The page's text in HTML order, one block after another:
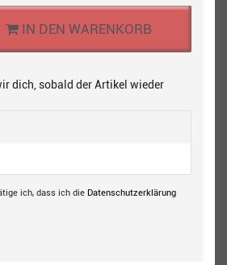
IN DEN WARENKORB
dich, sobald der Artikel wieder
ich, dass ich die Daten­schutz­erklärung